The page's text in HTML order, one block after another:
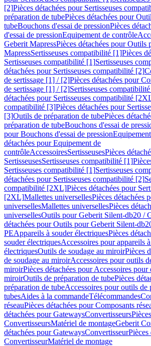
[2]Pièces détachées pour Sertisseuses
préparation de tubePièces détachées pour
tubeBouchons d'essai de pressionPièces
d'essai de pressionEquipement de contrôle
Geberit MapressPièces détachées pour Outils
MapressSertisseuses compatibilité [1]Pièces
Sertisseuses compatibilité [1]Sertisseuses
détachées pour Sertisseuses compatibilité [2]
de sertissage [1] / [2]Pièces détachées pour
de sertissage [1] / [2]Sertisseuses
détachées pour Sertisseuses compatibilité
compatibilité [3]Pièces détachées pour
[3]Outils de préparation de tubePièces
préparation de tubeBouchons d'essai de
pour Bouchons d'essai de pression
détachées pour Equipement de
contrôleAccessoiresSertisseusesPièces
SertisseusesSertisseuses compatibilité [1]
Sertisseuses compatibilité [1]Sertisseuses
détachées pour Sertisseuses compatibilité [2]
compatibilité [2XL]Pièces détachées pour
[2XL]Mallettes universellesPièces détachées
universellesMallettes universellesPièces
universellesOutils pour Geberit Silent-db20 /
détachées pour Outils pour Geberit Silent-
PEAppareils à souder électriquesPièces
souder électriquesAccessoires pour appareils
électriquesOutils de soudage au miroirPièces
de soudage au miroirAccessoires pour outils
miroirPièces détachées pour Accessoires pour
miroirOutils de préparation de tubePièces
préparation de tubeAccessoires pour outils de
tubesAides à la commandeTélécommandes
réseauPièces détachées pour Composants
détachées pour GatewaysConvertisseurs
ConvertisseursMatériel de montageGeberit
détachées pour GatewaysConvertisseurPièces
ConvertisseurMatériel de montage